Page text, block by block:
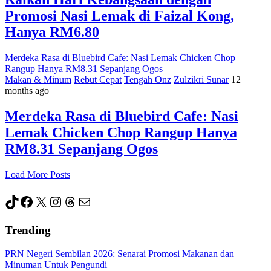
Promosi Nasi Lemak di Faizal Kong,
Hanya RM6.80
Merdeka Rasa di Bluebird Cafe: Nasi Lemak Chicken Chop
Rangup Hanya RM8.31 Sepanjang Ogos
Makan & Minum Rebut Cepat Tengah Onz Zulzikri Sunar 12
months ago
Merdeka Rasa di Bluebird Cafe: Nasi
Lemak Chicken Chop Rangup Hanya
RM8.31 Sepanjang Ogos
Load More Posts
TikTok
Facebook
X Instagram
Threads
Mail
Trending
PRN Negeri Sembilan 2026: Senarai Promosi Makanan dan
Minuman Untuk Pengundi